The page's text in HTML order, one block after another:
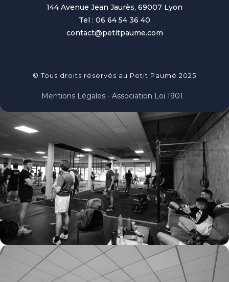
144 Avenue Jean Jaurès, 69007 Lyon
Tel : 06 64 54 36 40
contact@petitpaume.com
© Tous droits réservés au Petit Paumé 2025
Mentions Légales - Association Loi 1901